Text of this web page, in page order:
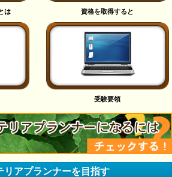
は 資格を取得すると
受験要領
リアプランナーを目指す